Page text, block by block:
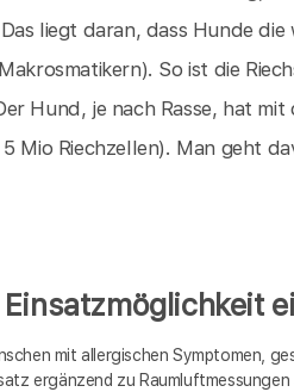
liegt daran, dass Hunde
So ist die
Hund, je nach Rasse, hat
Mio Riechzellen). Man geht
mit allergischen Symptomen,
ergänzend zu